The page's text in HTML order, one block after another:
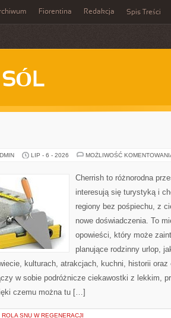
Fiorentina Redakcja Spis Treści
LIP - 6 - 2026 MOŻLIWOŚĆ
Cherrish to różnorodna
interesują się turystyką i
regiony bez pośpiechu, z
nowe doświadczenia. To
opowieści, który może
planujące rodzinny urlop,
kulturach, atrakcjach, kuchni, historii
w sobie podróżnicze ciekawostki z lekkim,
czemu można tu […]
ROLA SNU W REGENERACJI